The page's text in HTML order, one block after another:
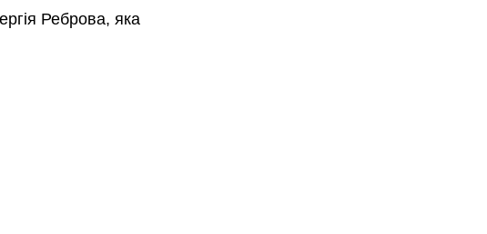
Реброва, яка